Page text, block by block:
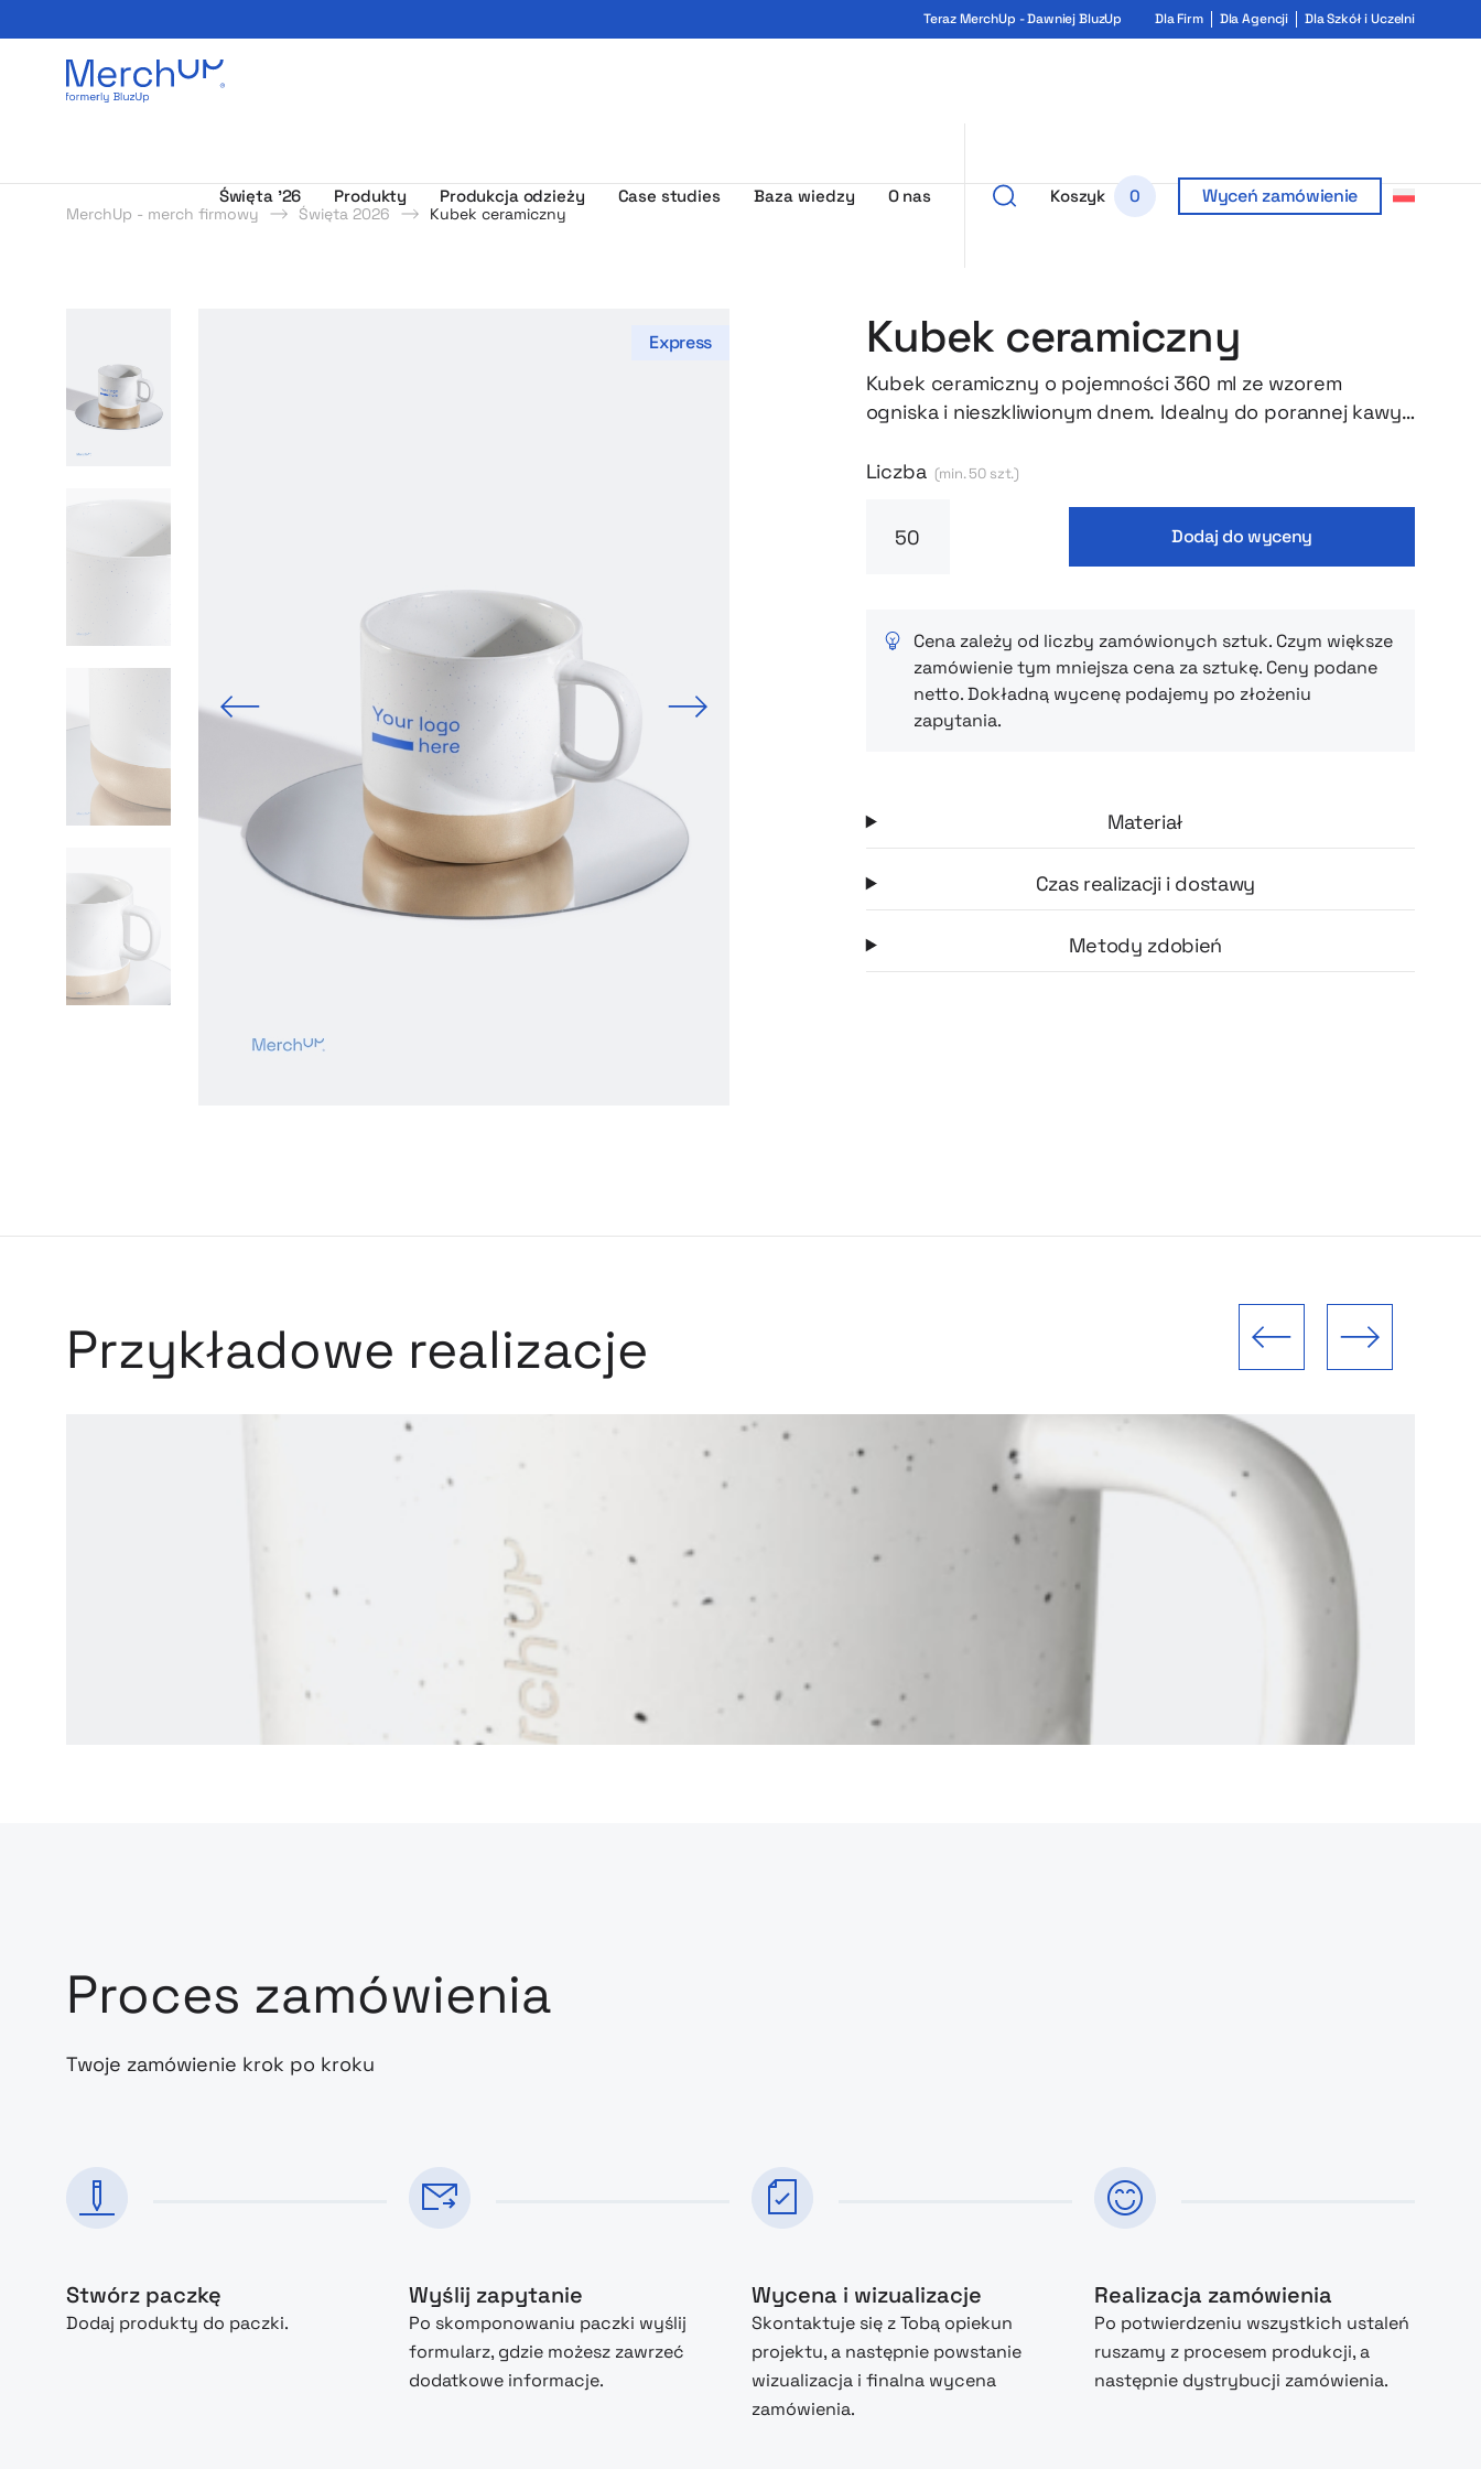
Teraz MerchUp - Dawniej BluzUp Dla Firm Dla Agencji Dla Szkół i Uczelni
Odzież reklamowa z nadrukiem i gadżety firmowe z logo - MerchUp
Święta ’26 Produkty Produkcja odzieży Case studies Baza wiedzy O nas Koszyk 0 Wyceń zamówienie
MerchUp - merch firmowy Święta 2026 Kubek ceramiczny
Express Kubek ceramiczny
Kubek ceramiczny o pojemności 360 ml ze wzorem
ogniska i nieszkliwionym dnem. Idealny do porannej kawy
Liczba (min. 50 szt.)
Dodaj do wyceny
Cena zależy od liczby zamówionych sztuk. Czym większe
zamówienie tym mniejsza cena za sztukę. Ceny podane
netto. Dokładną wycenę podajemy po złożeniu
zapytania.
Materiał
Czas realizacji i dostawy
Metody zdobień
Przykładowe realizacje Poprzedni slajd Następny slajd
Proces zamówienia
Twoje zamówienie krok po kroku
Stwórz paczkę
Dodaj produkty do paczki.
Wyślij zapytanie
Po skomponowaniu paczki wyślij
formularz, gdzie możesz zawrzeć
dodatkowe informacje.
Wycena i wizualizacje
Skontaktuje się z Tobą opiekun
projektu, a następnie powstanie
wizualizacja i finalna wycena
zamówienia.
Realizacja zamówienia
Po potwierdzeniu wszystkich ustaleń
ruszamy z procesem produkcji, a
następnie dystrybucji zamówienia.